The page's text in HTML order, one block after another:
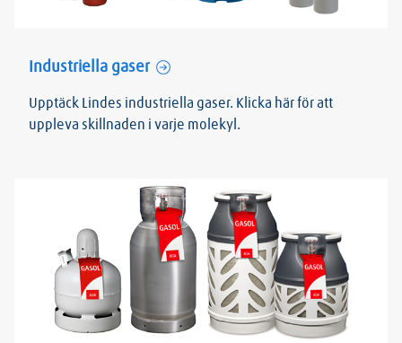
Industriella gaser
Upptäck Lindes industriella gaser. Klicka här för att
uppleva skillnaden i varje molekyl.